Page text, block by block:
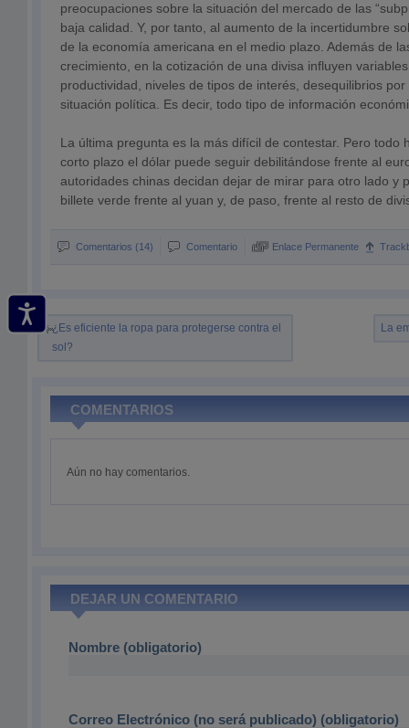
preocupaciones sobre la situación del mercado de las
baja calidad. Y, por tanto, al aumento de la incertidumbre
de la economía americana en el medio plazo. Además de
crecimiento, en la cotización de una divisa influyen
productividad, niveles de tipos de interés, desequilibrios
situación política. Es decir, todo tipo de información
La última pregunta es la más difícil de contestar. Pero todo
corto plazo el dólar puede seguir debilitándose frente al
autoridades chinas decidan dejar de mirar para otro lado y
billete verde frente al yuan y, de paso, frente al resto de
Comentarios (14) Comentario Enlace Permanente
¿Es eficiente la ropa para protegerse contra el
sol?
La
COMENTARIOS
Aún no hay comentarios.
DEJAR UN COMENTARIO
Nombre (obligatorio)
Correo Electrónico (no será publicado) (obligatorio)